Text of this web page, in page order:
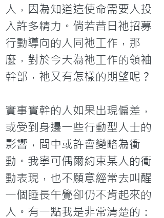
人，因為知道這使命需要人投
入許多精力。倘若昔日祂招募
行動導向的人同祂工作，那
麼，對於今天為祂工作的領袖
幹部，祂又有怎樣的期望呢？
實事實幹的人如果出現偏差，
或受到身邊一些行動型人士的
影響，間中或許會變略為衝
動。我寧可偶爾約束某人的衝
動表現，也不願意經常去叫醒
一個睡長午覺卻仍不肯起來的
人。有一點我是非常清楚的：